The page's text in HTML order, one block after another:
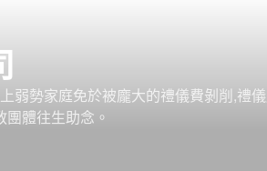
弱勢家庭免於被龐大的禮儀費剝削,禮
體往生助念。